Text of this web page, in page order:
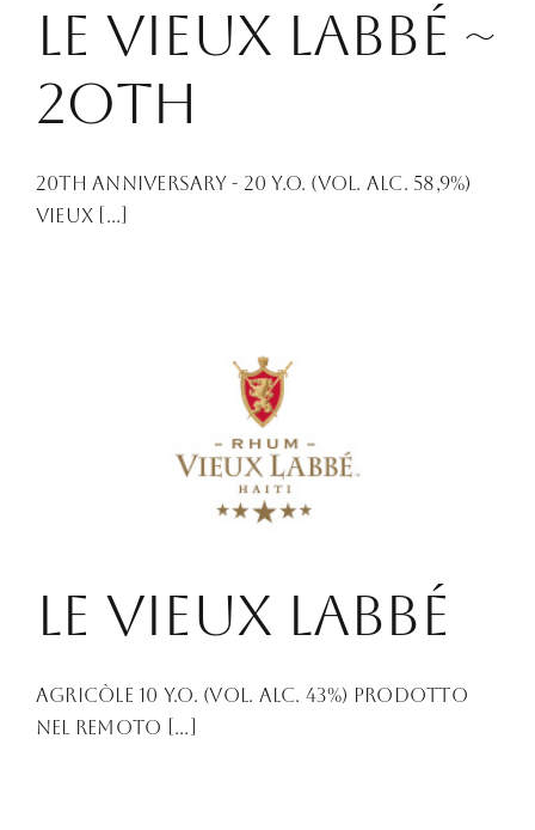
Le Vieux Labbé ~
2Oth
20th Anniversary - 20 Y.O. (Vol. Alc. 58,9%)
Vieux [...]
Le Vieux Labbé
Agricòle 10 Y.O. (Vol. Alc. 43%) Prodotto
nel remoto [...]